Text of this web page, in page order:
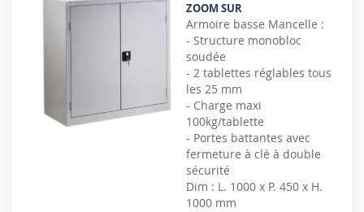
ZOOM SUR
Armoire basse Mancelle :
- Structure monobloc
soudée
- 2 tablettes réglables tous
les 25 mm
- Charge maxi
100kg/tablette
- Portes battantes avec
fermeture à clé à double
sécurité
Dim : L. 1000 x P. 450 x H.
1000 mm